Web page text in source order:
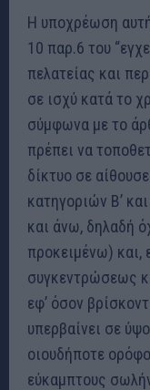
Η υποχρέωση
10 παρ.6 του
πελατείας και
σε ισχύ κατά το
σύμφωνα με το
πρέπει να
δίκτυο σε
κατηγοριών Β’
και άνω, δηλαδή
προκειμένω) και,
συγκεντρώσεως
εφ’ όσον
υπερβαίνει σε
οιουδήποτε
εύκαμπτους